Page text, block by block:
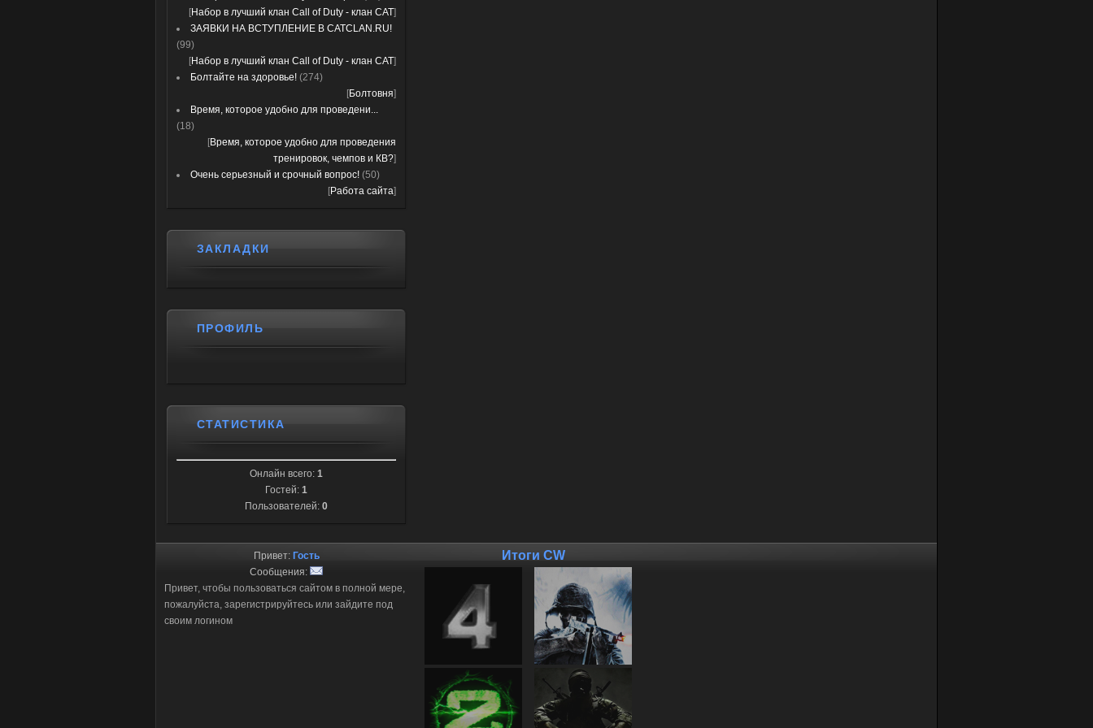
[Набор в лучший клан Call of Duty - клан CAT]
ЗАЯВКИ НА ВСТУПЛЕНИЕ В CATCLAN.RU!
(99)
[Набор в лучший клан Call of Duty - клан CAT]
Болтайте на здоровье! (274)
[Болтовня]
Время, которое удобно для проведени...
(18)
[Время, которое удобно для проведения
тренировок, чемпов и КВ?]
Очень серьезный и срочный вопрос! (50)
[Работа сайта]
ЗАКЛАДКИ
ПРОФИЛЬ
СТАТИСТИКА
Онлайн всего: 1
Гостей: 1
Пользователей: 0
Привет: Гость
Сообщения:
Привет, чтобы пользоваться сайтом в полной мере,
пожалуйста, зарегистрируйтесь или зайдите под
своим логином
Итоги CW